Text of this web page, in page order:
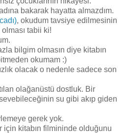
bakarak hayatta almazdım.
, okudum tavsiye edilmesinin
tabii ki!
bilgim olmasın diye kitabın
okumam :)
olacak o nedenle sadece son
olağanüstü dostluk. Bir
su gibi akıp giden
gerek yok.
kitabın filmininde olduğunu